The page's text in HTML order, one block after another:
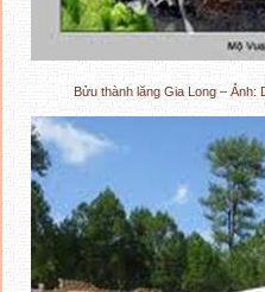
Bửu thành lăng Gia Long – Ảnh: